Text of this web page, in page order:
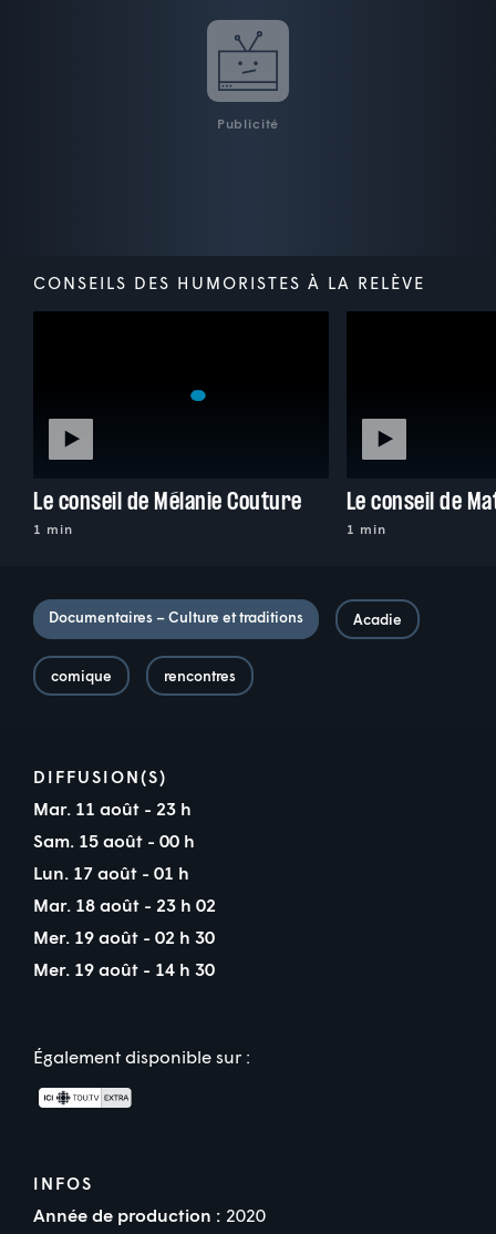
Publicité
CONSEILS DES HUMORISTES À LA RELÈVE
Le conseil de Mélanie Couture
1 min
Le conseil de
1 min
Documentaires – Culture et traditions Acadie
comique rencontres
DIFFUSION(S)
Mar. 11 août - 23 h
Sam. 15 août - 00 h
Lun. 17 août - 01 h
Mar. 18 août - 23 h 02
Mer. 19 août - 02 h 30
Mer. 19 août - 14 h 30
Également disponible sur :
INFOS
Année de production : 2020